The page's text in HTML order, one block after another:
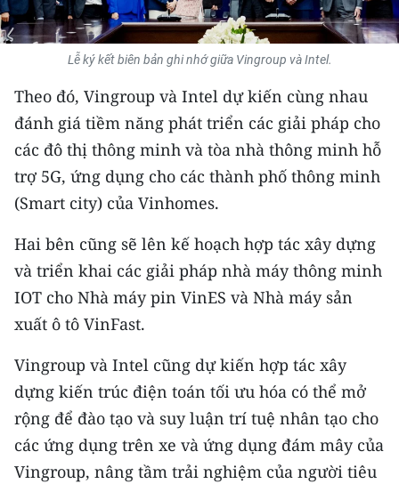
BẠN ĐỌC
KIỂM CHỨNG THÔNG TIN
TRI THỨC CHUYÊN SÂU
54 DÂN TỘC VIỆT NAM
CHƯƠNG TRÌNH OCOP - MỖI XÃ
MỘT SẢN PHẨM
RADIO
MEDIA CENTER
Video
Media Chính trị
Media Kinh tế
Lễ ký kết biên bản ghi nhớ giữa Vingroup và Intel.
Theo đó, Vingroup và Intel dự kiến cùng nhau
đánh giá tiềm năng phát triển các giải pháp cho
các đô thị thông minh và tòa nhà thông minh hỗ
trợ 5G, ứng dụng cho các thành phố thông minh
(Smart city) của Vinhomes.
Hai bên cũng sẽ lên kế hoạch hợp tác xây dựng
và triển khai các giải pháp nhà máy thông minh
IOT cho Nhà máy pin VinES và Nhà máy sản
xuất ô tô VinFast.
Vingroup và Intel cũng dự kiến hợp tác xây
dựng kiến trúc điện toán tối ưu hóa có thể mở
rộng để đào tạo và suy luận trí tuệ nhân tạo cho
các ứng dụng trên xe và ứng dụng đám mây của
Vingroup, nâng tầm trải nghiệm của người tiêu